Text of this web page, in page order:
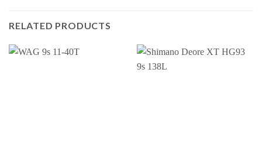
RELATED PRODUCTS